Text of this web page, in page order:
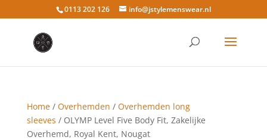
0113 202 126 info@jstylemenswear.nl
Home/ Overhemden / Overhemden long
sleeves / OLYMP Level Five Body Fit, Zakelijke
Overhemd, Royal Kent, Nougat